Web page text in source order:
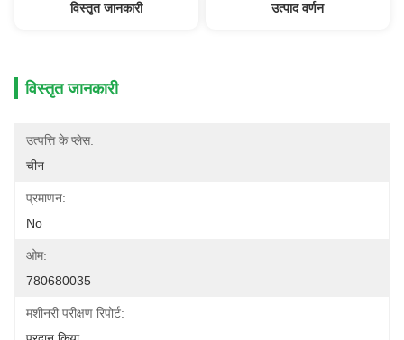
विस्तृत जानकारी उत्पाद वर्णन
विस्तृत जानकारी
उत्पत्ति के प्लेस:
चीन
प्रमाणन:
No
ओम:
780680035
मशीनरी परीक्षण रिपोर्ट: